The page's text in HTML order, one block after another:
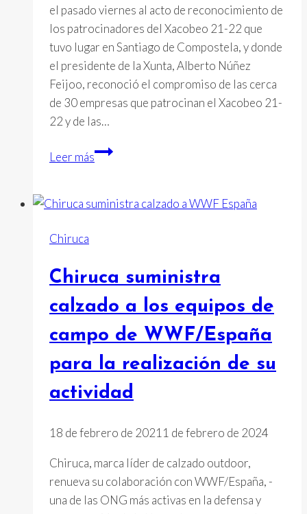
el pasado viernes al acto de reconocimiento de
los patrocinadores del Xacobeo 21-22 que
tuvo lugar en Santiago de Compostela, y donde
el presidente de la Xunta, Alberto Núñez
Feijoo, reconoció el compromiso de las cerca
de 30 empresas que patrocinan el Xacobeo 21-
22 y de las…
Leer másChiruca®,
del
Chiruca
Chiruca suministra
calzado a los equipos de
campo de WWF/España
para la realización de su
actividad
18 de febrero de 2021 1 de febrero de 2024
Chiruca, marca líder de calzado outdoor,
renueva su colaboración con WWF/España, -
una de las ONG más activas en la defensa y